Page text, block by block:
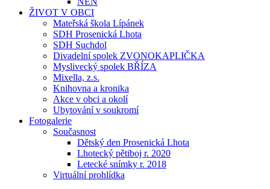
ŽIVOT V OBCI
Mateřská škola Lípánek
SDH Prosenická Lhota
SDH Suchdol
Divadelní spolek ZVONOKAPLIČKA
Myslivecký spolek BŘÍZA
Mixella, z.s.
Knihovna a kronika
Akce v obci a okolí
Ubytování v soukromí
Fotogalerie
Současnost
Dětský den Prosenická Lhota
Lhotecký pětiboj r. 2020
Letecké snímky r. 2018
Virtuální prohlídka